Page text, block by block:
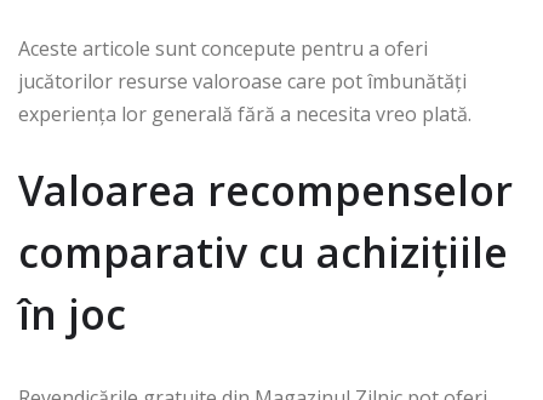
Aceste articole sunt concepute pentru a oferi
jucătorilor resurse valoroase care pot îmbunătăți
experiența lor generală fără a necesita vreo plată.
Valoarea recompenselor
comparativ cu achizițiile
în joc